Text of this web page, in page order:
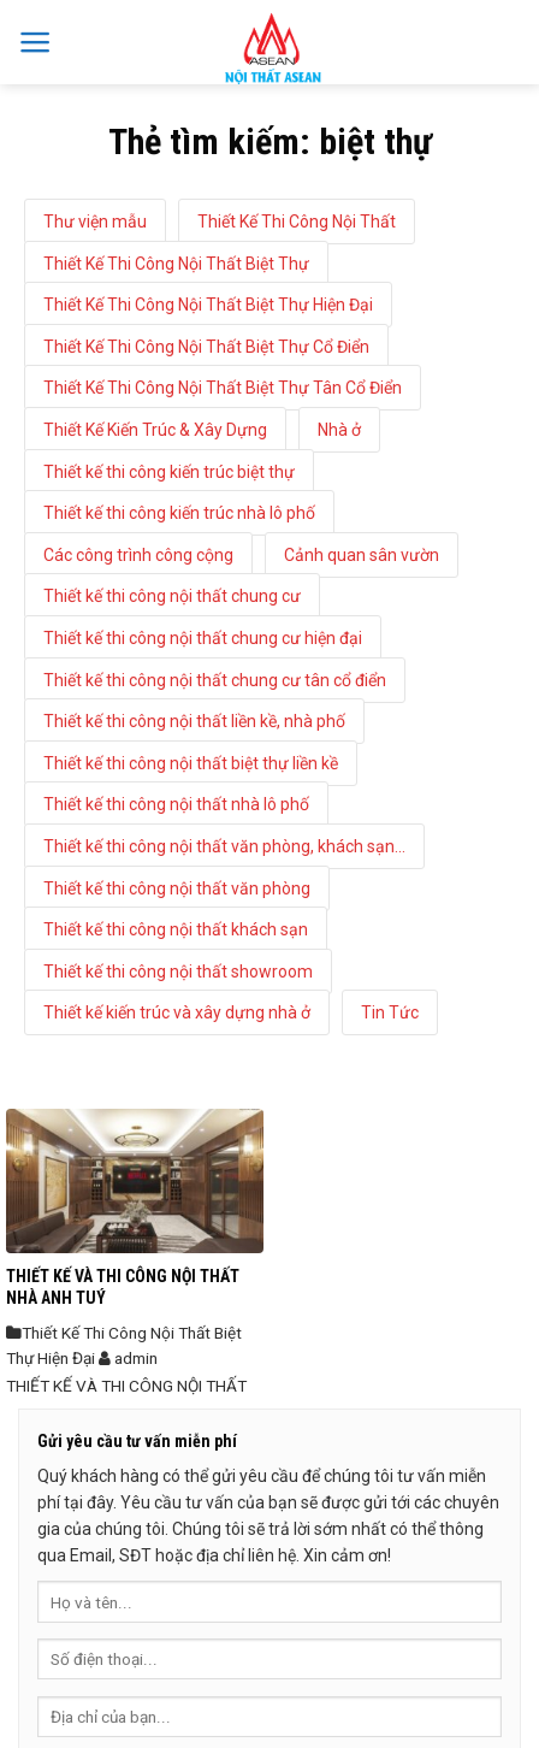
Thẻ tìm kiếm: biệt thự
Thư viện mẫu Thiết Kế Thi Công Nội Thất
Thiết Kế Thi Công Nội Thất Biệt Thự
Thiết Kế Thi Công Nội Thất Biệt Thự Hiện Đại
Thiết Kế Thi Công Nội Thất Biệt Thự Cổ Điển
Thiết Kế Thi Công Nội Thất Biệt Thự Tân Cổ Điển
Thiết Kế Kiến Trúc & Xây Dựng Nhà ở
Thiết kế thi công kiến trúc biệt thự
Thiết kế thi công kiến trúc nhà lô phố
Các công trình công cộng Cảnh quan sân vườn
Thiết kế thi công nội thất chung cư
Thiết kế thi công nội thất chung cư hiện đại
Thiết kế thi công nội thất chung cư tân cổ điển
Thiết kế thi công nội thất liền kề, nhà phố
Thiết kế thi công nội thất biệt thự liền kề
Thiết kế thi công nội thất nhà lô phố
Thiết kế thi công nội thất văn phòng, khách sạn...
Thiết kế thi công nội thất văn phòng
Thiết kế thi công nội thất khách sạn
Thiết kế thi công nội thất showroom
Thiết kế kiến trúc và xây dựng nhà ở Tin Tức
THIẾT KẾ VÀ THI CÔNG NỘI THẤT
NHÀ ANH TUÝ
Thiết Kế Thi Công Nội Thất Biệt
Thự Hiện Đại
admin
THIẾT KẾ VÀ THI CÔNG NỘI THẤT
nhà anh Tuý – Diện tích: 360m2 –
liệu: Phòng khách, bếp gỗ Óc chó
nhập khẩu Bắc Mỹ, các phòng ngủ,
tầng hầm, gỗ Sồi Nga nhập khẩu, sử
dụng sơn Inchem cao ...
Gửi yêu cầu tư vấn miễn phí
Quý khách hàng có thể gửi yêu cầu để chúng tôi tư vấn miễn
phí tại đây. Yêu cầu tư vấn của bạn sẽ được gửi tới các chuyên
gia của chúng tôi. Chúng tôi sẽ trả lời sớm nhất có thể thông
qua Email, SĐT hoặc địa chỉ liên hệ. Xin cảm ơn!